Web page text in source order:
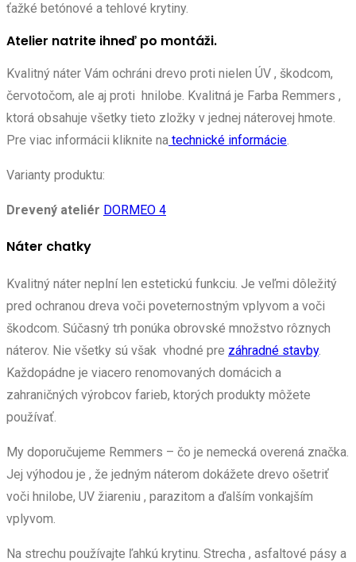
ťažké betónové a tehlové krytiny.
Atelier natrite ihneď po montáži.
Kvalitný náter Vám ochráni drevo proti nielen ÚV , škodcom,
červotočom, ale aj proti hnilobe. Kvalitná je Farba Remmers ,
ktorá obsahuje všetky tieto zložky v jednej náterovej hmote.
Pre viac informácii kliknite na technické informácie.
Varianty produktu:
Drevený ateliér DORMEO 4
Náter chatky
Kvalitný náter neplní len estetickú funkciu. Je veľmi dôležitý
pred ochranou dreva voči poveternostným vplyvom a voči
škodcom. Súčasný trh ponúka obrovské množstvo rôznych
náterov. Nie všetky sú však vhodné pre záhradné stavby.
Každopádne je viacero renomovaných domácich a
zahraničných výrobcov farieb, ktorých produkty môžete
používať.
My doporučujeme Remmers – čo je nemecká overená značka.
Jej výhodou je , že jedným náterom dokážete drevo ošetriť
voči hnilobe, UV žiareniu , parazitom a ďalším vonkajším
vplyvom.
Na strechu používajte ľahkú krytinu. Strecha , asfaltové pásy a